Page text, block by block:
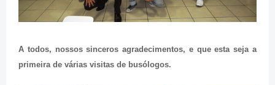
A todos, nossos sinceros agradecimentos, e que esta seja a
primeira de várias visitas de busólogos.